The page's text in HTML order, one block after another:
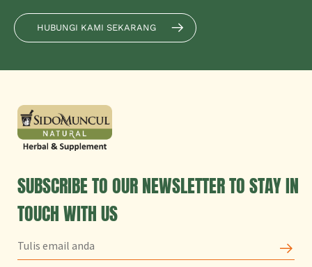
HUBUNGI KAMI SEKARANG
SUBSCRIBE TO OUR NEWSLETTER TO STAY IN
TOUCH WITH US